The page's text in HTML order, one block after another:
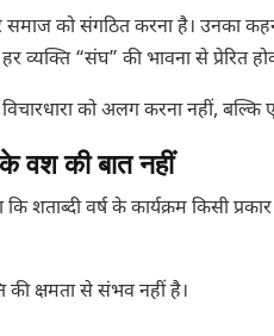
को संगठित करना है। उनका
“संघ” की भावना से प्रेरित होकर
को अलग करना नहीं,
वश की बात नहीं
शताब्दी वर्ष के कार्यक्रम किसी
की क्षमता से संभव नहीं है।